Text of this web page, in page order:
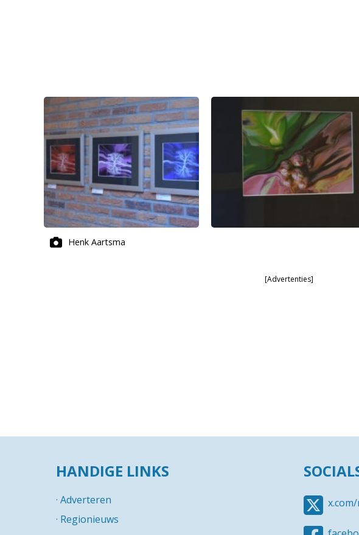
Henk Aartsma
[Advertenties]
HANDIGE LINKS
· Adverteren
· Regionieuws